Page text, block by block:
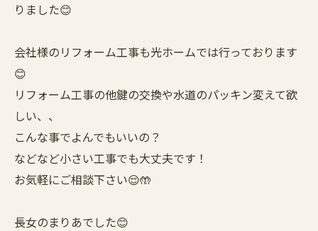
りました😊
会社様のリフォーム工事も光ホームでは行っております
😊
リフォーム工事の他鍵の交換や水道のパッキン変えて欲
しい、、
こんな事でよんでもいいの？
などなど小さい工事でも大丈夫です！
お気軽にご相談下さい😌🤲
長女のまりあでした😊